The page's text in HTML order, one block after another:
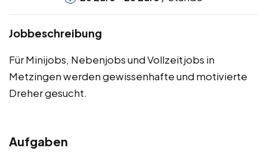
Jobbeschreibung
Für Minijobs, Nebenjobs und Vollzeitjobs in
Metzingen werden gewissenhafte und motivierte
Dreher gesucht.
Aufgaben